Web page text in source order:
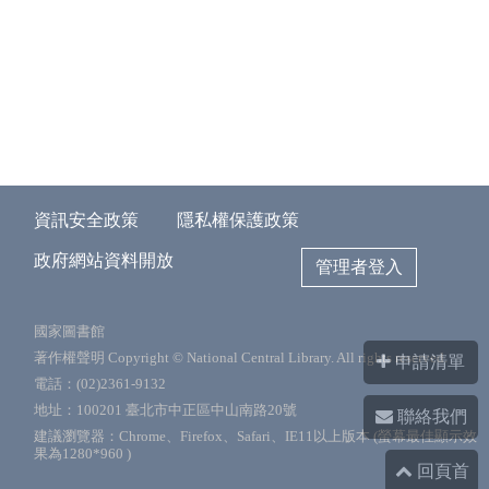
資訊安全政策 隱私權保護政策
政府網站資料開放 管理者登入
國家圖書館
著作權聲明 Copyright © National Central Library. All rights reserved.
電話：(02)2361-9132
地址：100201 臺北市中正區中山南路20號
建議瀏覽器：Chrome、Firefox、Safari、IE11以上版本 (螢幕最佳顯示效
果為1280*960 )
申請清單
聯絡我們
回頁首